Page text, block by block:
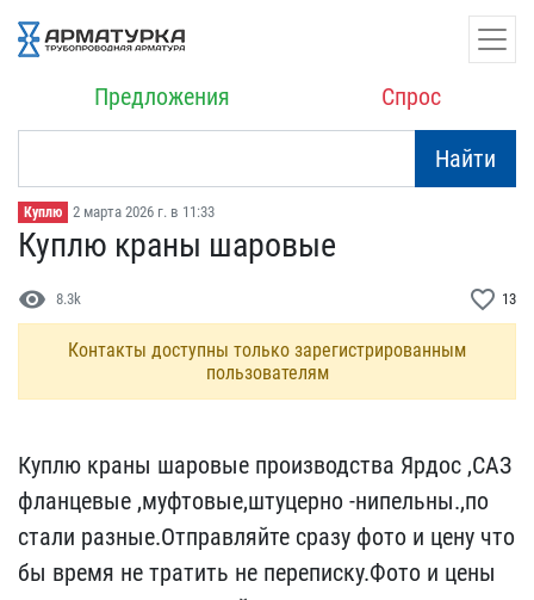
Предложения Спрос
Найти
Куплю 2 марта 2026 г. в 11:33
Куплю краны шаровые
visibility 8.3k favorite_border 13
Контакты доступны только зарегистрированным
пользователям
Куплю краны шаровые прои​зводства Ярдос ,САЗ
флан​цевые ,муфтовые,штуцерно​ -нипельны.,по
стали раз​ные.Отправляйте сразу фо​то и цену что
бы время н​е тратить не переписку.Ф​ото и цены